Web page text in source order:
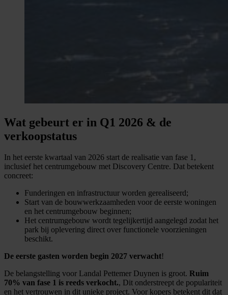
Wat gebeurt er in Q1 2026 & de
verkoopstatus
In het eerste kwartaal van 2026 start de realisatie van fase 1,
inclusief het centrumgebouw met Discovery Centre. Dat betekent
concreet:
Funderingen en infrastructuur worden gerealiseerd;
Start van de bouwwerkzaamheden voor de eerste woningen
en het centrumgebouw beginnen;
Het centrumgebouw wordt tegelijkertijd aangelegd zodat het
park bij oplevering direct over functionele voorzieningen
beschikt.
De eerste gasten worden begin 2027 verwacht!
De belangstelling voor Landal Pettemer Duynen is groot. Ruim
70% van fase 1 is reeds verkocht., Dit onderstreept de populariteit
en het vertrouwen in dit unieke project. Voor kopers betekent dit dat